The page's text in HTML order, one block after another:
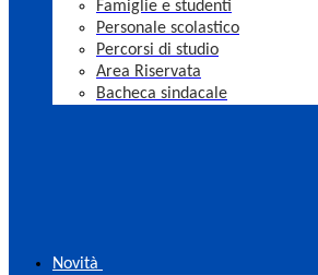
Famiglie e studenti
Personale scolastico
Percorsi di studio
Area Riservata
Bacheca sindacale
Novità